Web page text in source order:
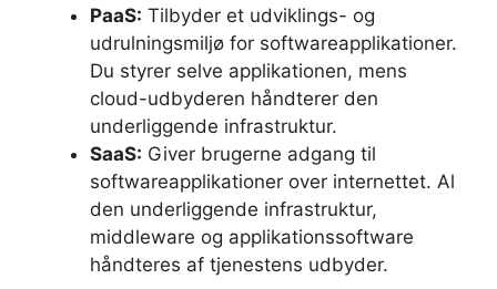
PaaS: Tilbyder et udviklings- og
udrulningsmiljø for softwareapplikationer.
Du styrer selve applikationen, mens
cloud-udbyderen håndterer den
underliggende infrastruktur.
SaaS: Giver brugerne adgang til
softwareapplikationer over internettet. Al
den underliggende infrastruktur,
middleware og applikationssoftware
håndteres af tjenestens udbyder.